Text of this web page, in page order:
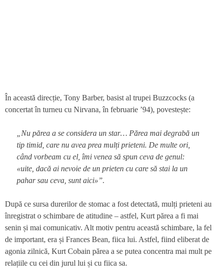
În această direcție, Tony Barber, basist al trupei Buzzcocks (a
concertat în turneu cu Nirvana, în februarie ’94), povestește:
„Nu părea a se considera un star… Părea mai degrabă un
tip timid, care nu avea prea mulți prieteni. De multe ori,
când vorbeam cu el, îmi venea să spun ceva de genul:
«uite, dacă ai nevoie de un prieten cu care să stai la un
pahar sau ceva, sunt aici»”.
După ce sursa durerilor de stomac a fost detectată, mulți prieteni au
înregistrat o schimbare de atitudine – astfel, Kurt părea a fi mai
senin și mai comunicativ. Alt motiv pentru această schimbare, la fel
de important, era și Frances Bean, fiica lui. Astfel, fiind eliberat de
agonia zilnică, Kurt Cobain părea a se putea concentra mai mult pe
relațiile cu cei din jurul lui și cu fiica sa.